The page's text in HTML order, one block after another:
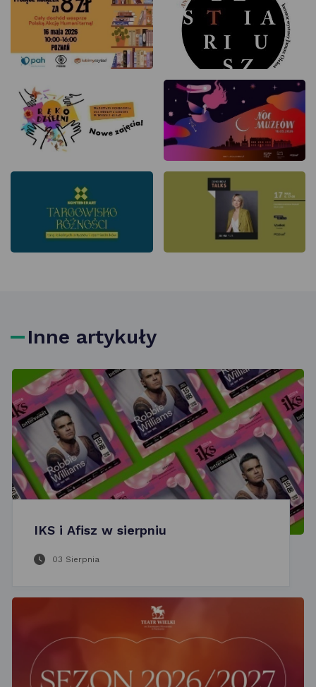
Inne artykuły
IKS i Afisz w sierpniu
03 Sierpnia